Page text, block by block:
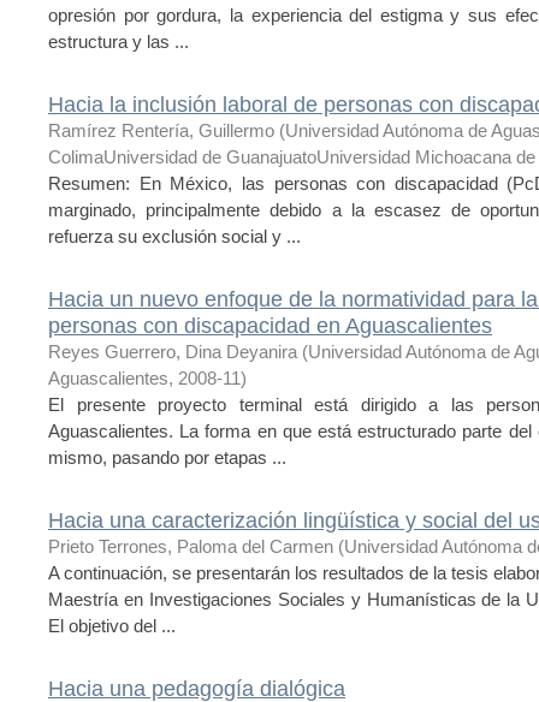
opresión por gordura, la experiencia del estigma y sus
estructura y las ...
Hacia la inclusión laboral de personas con
Ramírez Rentería, Guillermo (Universidad Autónoma de
ColimaUniversidad de GuanajuatoUniversidad Michoacana
Resumen: En México, las personas con discapacidad
marginado, principalmente debido a la escasez de
refuerza su exclusión social y ...
Hacia un nuevo enfoque de la normatividad para
personas con discapacidad en Aguascalientes
Reyes Guerrero, Dina Deyanira (Universidad Autónoma de
Aguascalientes, 2008-11)
El presente proyecto terminal está dirigido a las
Aguascalientes. La forma en que está estructurado parte
mismo, pasando por etapas ...
Hacia una caracterización lingüística y social del
Prieto Terrones, Paloma del Carmen (Universidad Autónoma
A continuación, se presentarán los resultados de la tesis
Maestría en Investigaciones Sociales y Humanísticas de la
El objetivo del ...
Hacia una pedagogía dialógica